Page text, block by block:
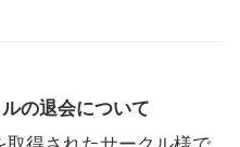
の退会について